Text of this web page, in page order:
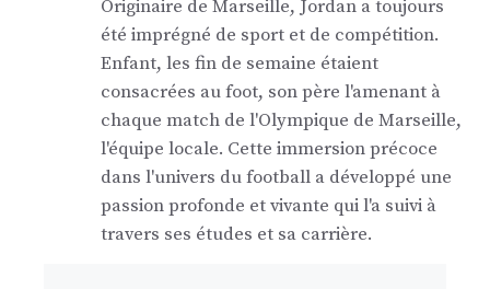
Originaire de Marseille, Jordan a toujours
été imprégné de sport et de compétition.
Enfant, les fin de semaine étaient
consacrées au foot, son père l'amenant à
chaque match de l'Olympique de Marseille,
l'équipe locale. Cette immersion précoce
dans l'univers du football a développé une
passion profonde et vivante qui l'a suivi à
travers ses études et sa carrière.